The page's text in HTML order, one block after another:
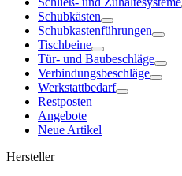
Schubkästen
Schubkastenführungen
Tischbeine
Tür- und Baubeschläge
Verbindungsbeschläge
Werkstattbedarf
Restposten
Angebote
Neue Artikel
Hersteller